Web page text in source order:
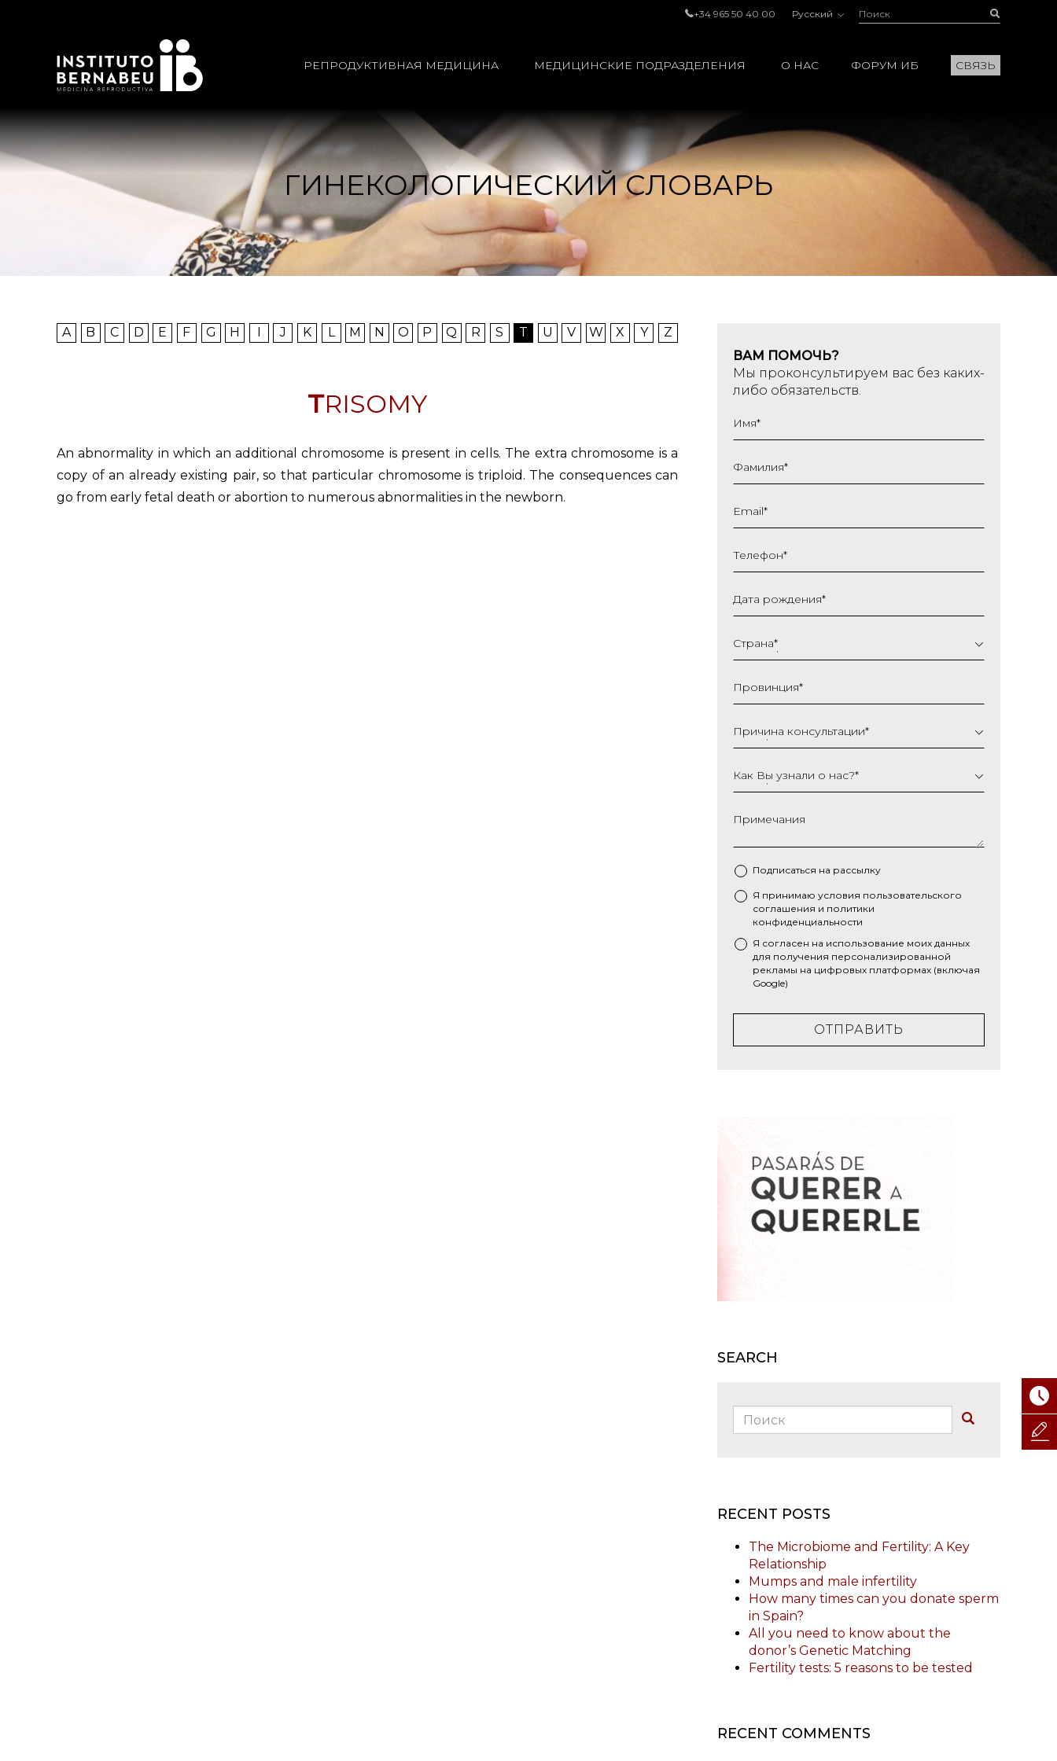
+34 965 50 40 00 Русский Поиск:
РЕПРОДУКТИВНАЯ МЕДИЦИНА МЕДИЦИНСКИЕ ПОДРАЗДЕЛЕНИЯ О НАС ФОРУМ ИБ СВЯЗЬ
ГИНЕКОЛОГИЧЕСКИЙ СЛОВАРЬ
A B C D E F G H I J K L M N O P Q R S T U V W X Y Z
TRISOMY
An abnormality in which an additional chromosome is present in cells. The extra chromosome is a
copy of an already existing pair, so that particular chromosome is triploid. The consequences can
go from early fetal death or abortion to numerous abnormalities in the newborn.
ВАМ ПОМОЧЬ?
Мы проконсультируем вас без каких-
либо обязательств.
Имя*
Фамилия*
Email*
Телефон*
Дата рождения*
слеш
ММ
ГГГГ
Страна*
Провинция*
Причина консультации*
Как Вы узнали о нас?*
Примечания
Подписаться на рассылку
* Я принимаю условия пользовательского
соглашения и политики
конфиденциальности
Я согласен на использование моих данных
для получения персонализированной
рекламы на цифровых платформах (включая
Google)
ОТПРАВИТЬ
SEARCH
Поиск:
RECENT POSTS
The Microbiome and Fertility: A Key
Relationship
Mumps and male infertility
How many times can you donate sperm
in Spain?
All you need to know about the
donor’s Genetic Matching
Fertility tests: 5 reasons to be tested
RECENT COMMENTS